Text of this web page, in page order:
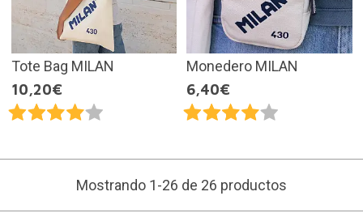
Tote Bag MILAN
10,20€
Monedero MILAN
6,40€
Mostrando 1-26 de 26 productos